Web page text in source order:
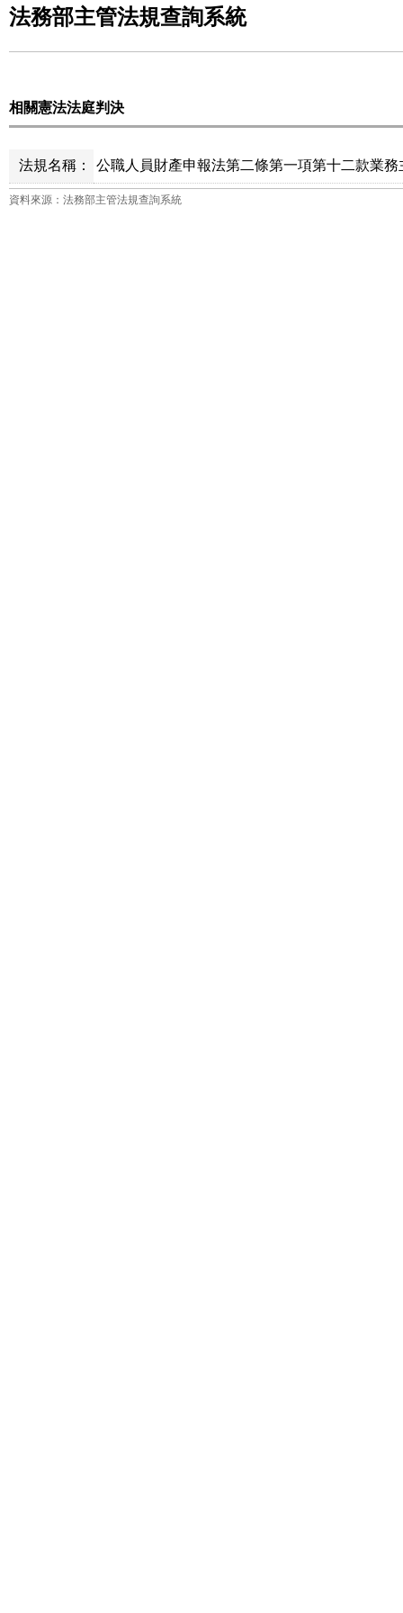
法務部主管法規查詢系統
相關憲法法庭判決
法規名稱： 公職人員財產申報法第二條第一項第十二款業
資料來源：法務部主管法規查詢系統